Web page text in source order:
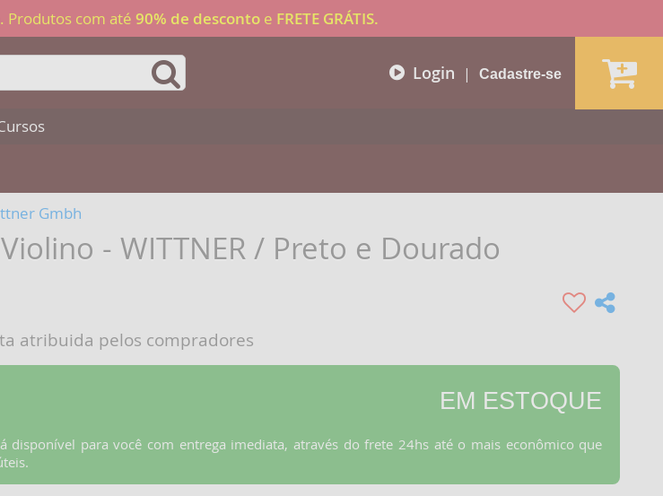
Produtos com até 90% de desconto e FRETE GRÁTIS.
Login | Cadastre-se
Gmbh
- WITTNER / Preto e Dourado
atribuida pelos compradores
EM ESTOQUE
disponível para você com entrega imediata, através do frete 24hs até o mais econômico que